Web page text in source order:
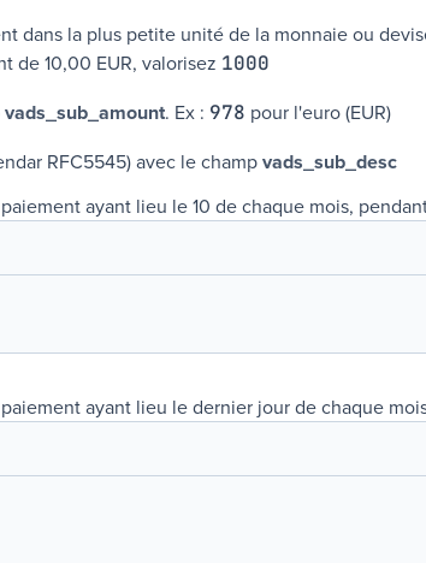
dans la plus petite unité de la monnaie ou
de10,00 EUR, valorisez 1000
vads_sub_amount. Ex : 978 pour l'euro (EUR)
RFC5545) avec le champvads_sub_desc
ayant lieu le 10 de chaque mois,
ayant lieu le dernier jour de chaque